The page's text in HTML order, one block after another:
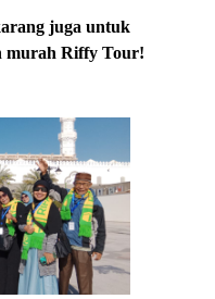
juga untuk
murah Riffy Tour!